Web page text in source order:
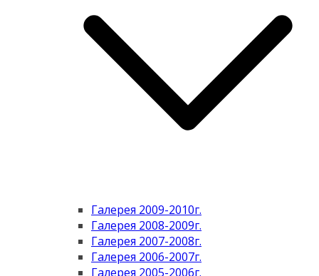
Галерея 2009-2010г.
Галерея 2008-2009г.
Галерея 2007-2008г.
Галерея 2006-2007г.
Галерея 2005-2006г.